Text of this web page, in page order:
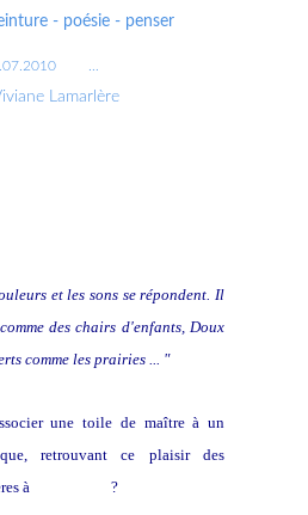
- poésie - penser
Lamarlère
et les sons se répondent. Il
des chairs d'enfants, Doux
comme les prairies ... "
une toile de maître à un
retrouvant ce plaisir des
à ?